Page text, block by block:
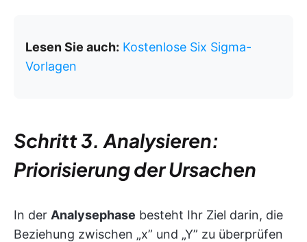
Lesen Sie auch: Kostenlose Six Sigma-
Vorlagen
Schritt 3. Analysieren:
Priorisierung der Ursachen
In der Analysephase besteht Ihr Ziel darin, die
Beziehung zwischen „x” und „Y” zu überprüfen